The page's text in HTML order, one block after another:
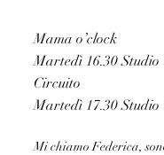
Mama o’clock
Martedì 16.30 Studio
Circuito
Martedì 17.30 Studio
Mi chiamo Federica,